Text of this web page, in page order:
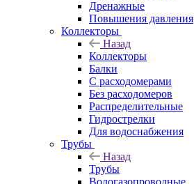
Дренажные
Повышения давления
Коллекторы
Назад
Коллекторы
Балки
С расходомерами
Без расходомеров
Распределительные
Гидрострелки
Для водоснабжения
Трубы
Назад
Трубы
Водогазопроводные